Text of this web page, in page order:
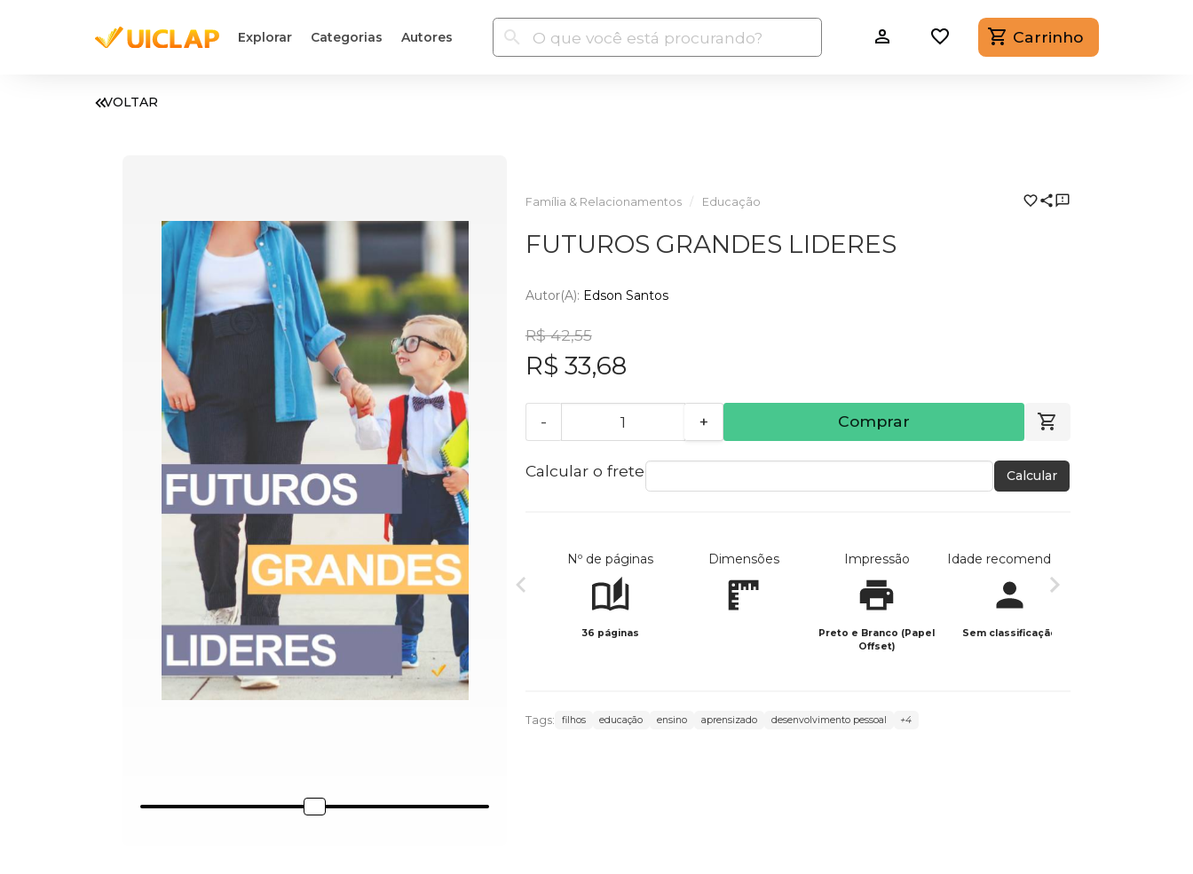
Explorar Categorias Autores Carrinho
VOLTAR
Família & Relacionamentos Educação
FUTUROS GRANDES LIDERES
Autor(a): Edson Santos
R$ 42,55
R$ 33,68
- + Comprar
Calcular o frete Calcular
Nº de páginas
36 páginas
Dimensões Impressão
Preto e Branco (Papel
Offset)
Idade recomendada
Sem classificação
Tags: filhos educação ensino aprensizado desenvolvimento pessoal +4